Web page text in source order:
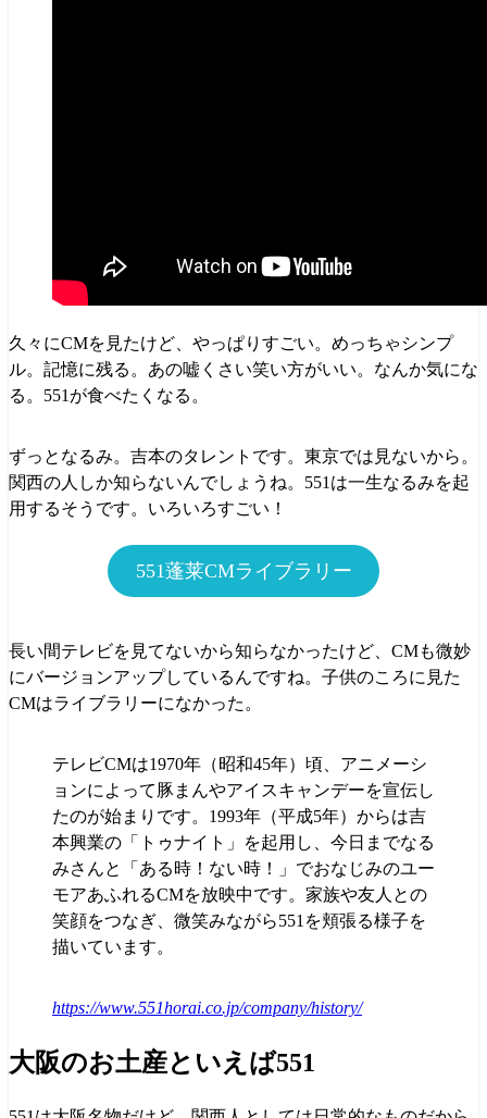
久々にCMを見たけど、やっぱりすごい。めっちゃシンプ
ル。記憶に残る。あの嘘くさい笑い方がいい。なんか気にな
る。551が食べたくなる。
ずっとなるみ。吉本のタレントです。東京では見ないから。
関西の人しか知らないんでしょうね。551は一生なるみを起
用するそうです。いろいろすごい！
551蓬莱CMライブラリー
長い間テレビを見てないから知らなかったけど、CMも微妙
にバージョンアップしているんですね。子供のころに見た
CMはライブラリーになかった。
テレビCMは1970年（昭和45年）頃、アニメーシ
ョンによって豚まんやアイスキャンデーを宣伝し
たのが始まりです。1993年（平成5年）からは吉
本興業の「トゥナイト」を起用し、今日までなる
みさんと「ある時！ない時！」でおなじみのユー
モアあふれるCMを放映中です。家族や友人との
笑顔をつなぎ、微笑みながら551を頬張る様子を
描いています。
https://www.551horai.co.jp/company/history/
大阪のお土産といえば551